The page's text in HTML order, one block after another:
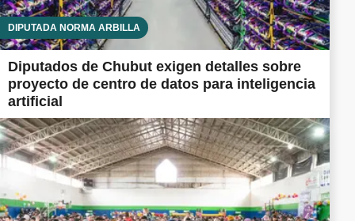
DIPUTADA NORMA ARBILLA
Diputados de Chubut exigen detalles sobre
proyecto de centro de datos para inteligencia
artificial